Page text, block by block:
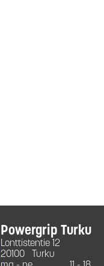
Powergrip Turku
Lonttistentie 12
20100
Turku